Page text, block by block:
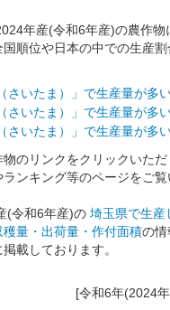
年産(令和6年産)の農作
順位や日本の中での生産
さいたま）」で生産量が多
さいたま）」で生産量が多
さいたま）」で生産量が多
物のリンクをクリックいた
ンキング等のページをご覧
(令和6年産)の 埼玉県で生産
量・出荷量・作付面積の情
載しております。
[令和6年(2024